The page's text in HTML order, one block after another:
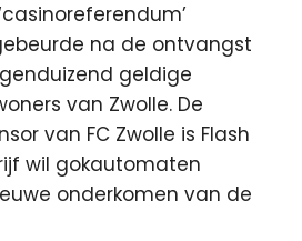
na de ontvangst
geldige
van Zwolle. De
van FC Zwolle is Flash
wil gokautomaten
onderkomen van de